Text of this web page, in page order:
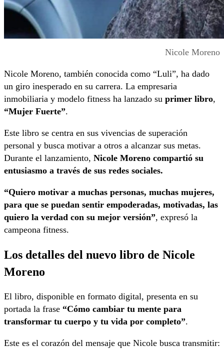
Nicole Moreno
Nicole Moreno, también conocida como “Luli”, ha dado
un giro inesperado en su carrera. La empresaria
inmobiliaria y modelo fitness ha lanzado su primer libro,
“Mujer Fuerte”.
Este libro se centra en sus vivencias de superación
personal y busca motivar a otros a alcanzar sus metas.
Durante el lanzamiento, Nicole Moreno compartió su
entusiasmo a través de sus redes sociales.
“Quiero motivar a muchas personas, muchas mujeres,
para que se puedan sentir empoderadas, motivadas, las
quiero la verdad con su mejor versión”, expresó la
campeona fitness.
Los detalles del nuevo libro de Nicole
Moreno
El libro, disponible en formato digital, presenta en su
portada la frase “Cómo cambiar tu mente para
transformar tu cuerpo y tu vida por completo”.
Este es el corazón del mensaje que Nicole busca transmitir: